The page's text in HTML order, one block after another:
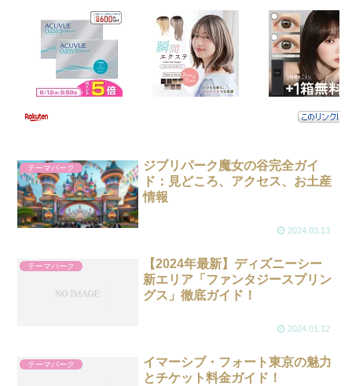
テーマパーク
ジブリパーク魔女の谷完全ガイ
ド：見どころ、アクセス、お土産
情報
2024.03.13
テーマパーク
【2024年最新】ディズニーシー
新エリア「ファンタジースプリン
グス」徹底ガイド！
2024.01.12
テーマパーク
イマーシブ・フォート東京の魅力
とチケット料金ガイド！